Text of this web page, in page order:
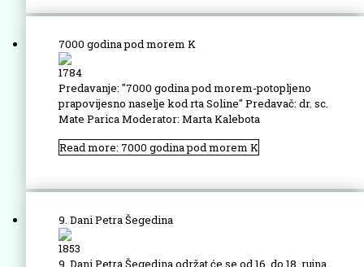
7000 godina pod morem K
1784
Predavanje: "7000 godina pod morem-potopljeno
prapovijesno naselje kod rta Soline" Predavač: dr. sc.
Mate Parica Moderator: Marta Kalebota
Read more: 7000 godina pod morem K
9. Dani Petra Šegedina
1853
9. Dani Petra Šegedina održat će se od 16. do 18. rujna